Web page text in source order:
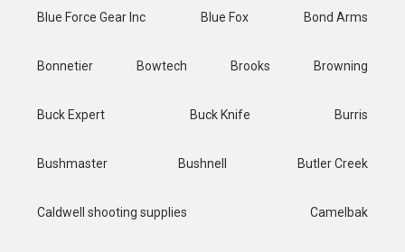
Blue Force Gear Inc Blue Fox Bond Arms
Bonnetier Bowtech Brooks Browning
Buck Expert Buck Knife Burris
Bushmaster Bushnell Butler Creek
Caldwell shooting supplies Camelbak